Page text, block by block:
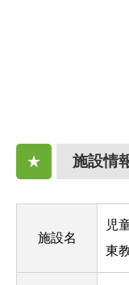
★ 施設情
施設名
児
東